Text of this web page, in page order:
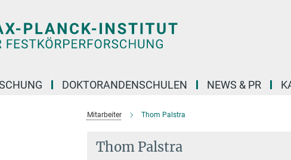
DOKTORANDENSCHULEN NEWS & PR
Mitarbeiter Thom Palstra
Thom Palstra